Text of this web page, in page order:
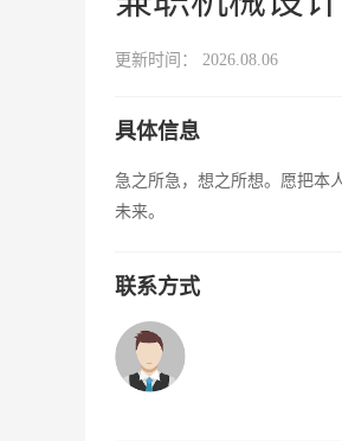
更新时间： 2026.08.06
具体信息
急之所急，想之所想。愿把本
未来。
联系方式